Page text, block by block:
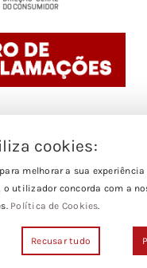
© Copyright 1988- 2026
byPiaget Ensino Superior
| Powered by
cookies:
melhorar a sua experiência
o utilizador concorda com a
Política de Cookies.
Recusar tudo